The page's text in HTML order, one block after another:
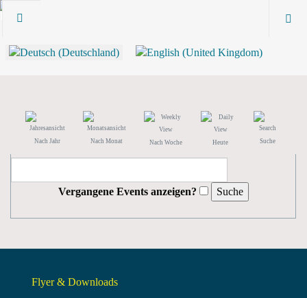
Nach Jahr Nach Monat Nach Woche Heute Suche
Vergangene Events anzeigen?
Flyer & Downloads